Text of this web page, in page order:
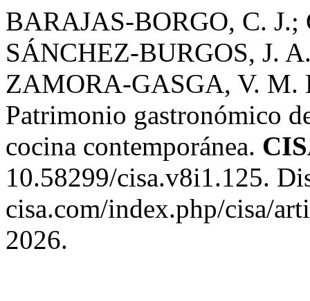
BARAJAS-BORGO, C.
SÁNCHEZ-BURGOS, J.
ZAMORA-GASGA, V. M.
Patrimonio gastronómico
cocina contemporánea.
10.58299/cisa.v8i1.125.
cisa.com/index.php/cisa/
2026.